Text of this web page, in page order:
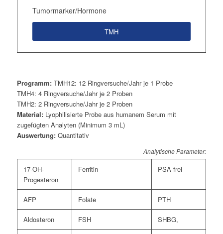
Tumormarker/Hormone
TMH
Programm:TMH12: 12 Ringversuche/Jahr je 1 Probe
TMH4: 4 Ringversuche/Jahr je 2 Proben
TMH2: 2 Ringversuche/Jahr je 2 Proben
Material:Lyophilisierte Probe aus humanem Serum mit
zugefügten Analyten (Minimum 3 mL)
Auswertung:Quantitativ
Analytische Parameter:
17-OH-
Progesteron
Ferritin PSA frei
AFP Folate PTH
Aldosteron FSH SHBG,